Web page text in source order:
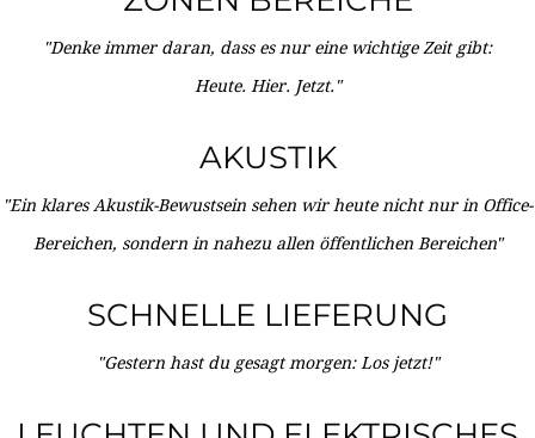
"Denke immer daran, dass es nur eine wichtige Zeit gibt:
Heute. Hier. Jetzt."
AKUSTIK
"Ein klares Akustik-Bewustsein sehen wir heute nicht nur in Office-
Bereichen, sondern in nahezu allen öffentlichen Bereichen"
SCHNELLE LIEFERUNG
"Gestern hast du gesagt morgen: Los jetzt!"